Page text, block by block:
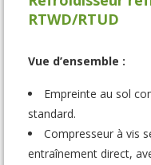
RTWD/RTUD
Vue d’ensemble :
Empreinte au sol
standard.
Compresseur à vis
entraînement direct,